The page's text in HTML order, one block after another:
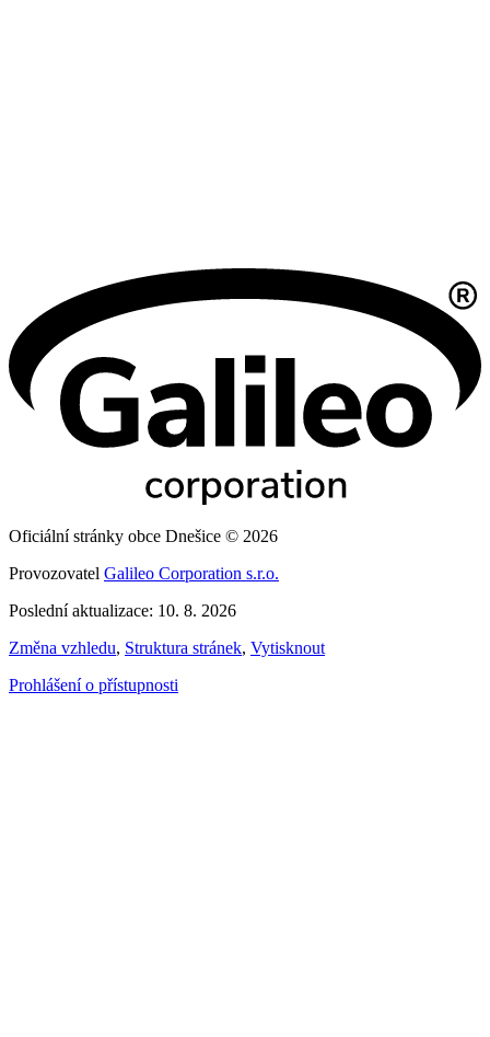
Oficiální stránky obce Dnešice © 2026
Provozovatel Galileo Corporation s.r.o.
Poslední aktualizace: 10. 8. 2026
Změna vzhledu, Struktura stránek, Vytisknout
Prohlášení o přístupnosti